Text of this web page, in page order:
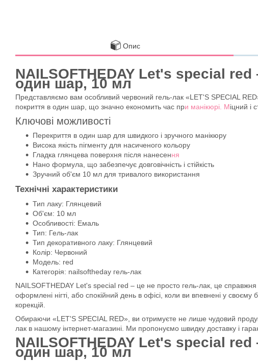
Опис
NAILSOFTHEDAY Let's special
один шар, 10 мл
Представляємо вам особливий червоний гель-лак «LET'S SPECIAL
покриття в один шар, що значно економить час при манікюрі. Міцний і
Ключові можливості
Перекриття в один шар для швидкого і зручного манікюру
Висока якість пігменту для насиченого кольору
Гладка глянцева поверхня після нанесення
Нано формула, що забезпечує довговічність і стійкість
Зручний об'єм 10 мл для тривалого використання
Технічні характеристики
Тип лаку: Глянцевий
Об'єм: 10 мл
Особливості: Емаль
Тип: Гель-лак
Тип декоративного лаку: Глянцевий
Колір: Червоний
Модель: red
Категорія: nailsoftheday гель-лак
NAILSOFTHEDAY Let's special red – це не просто гель-лак, це справжня
оформлені нігті, або спокійний день в офісі, коли ви впевнені у
корекцій.
Обираючи «LET'S SPECIAL RED», ви отримуєте не лише чудовий
лак в нашому інтернет-магазині. Ми пропонуємо швидку доставку і
NAILSOFTHEDAY Let's special
один шар, 10 мл